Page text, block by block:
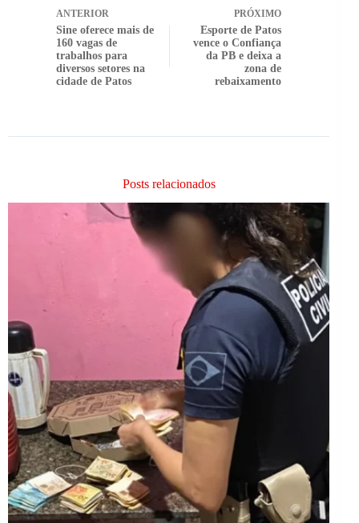
ANTERIOR
Sine oferece mais de
160 vagas de
trabalhos para
diversos setores na
cidade de Patos
PRÓXIMO
Esporte de Patos
vence o Confiança
da PB e deixa a
zona de
rebaixamento
Posts relacionados